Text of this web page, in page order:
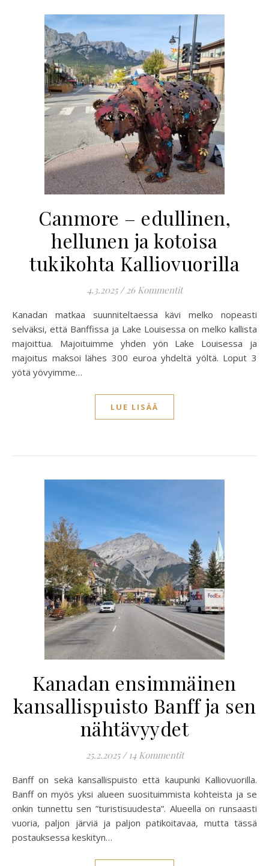
Canmore – edullinen,
hellunen ja kotoisa
tukikohta Kalliovuorilla
4.3.2025 / 26 Kommentit
Kanadan matkaa suunniteltaessa kävi melko nopeasti
selväksi, että Banffissa ja Lake Louisessa on melko kallista
majoittua. Majoituimme yhden yön Lake Louisessa ja
majoitus maksoi lähes 300 euroa yhdeltä yöltä. Loput 3
yötä yövyimme…
LUE LISÄÄ
Kanadan ensimmäinen
kansallispuisto Banff ja sen
nähtävyydet
25.2.2025 / 14 Kommentit
Banff on sekä kansallispuisto että kaupunki Kalliovuorilla.
Banff on myös yksi alueen suosituimmista kohteista ja se
onkin tunnettu sen ”turistisuudesta”. Alueella on runsaasti
vuoria, paljon järviä ja paljon patikoitavaa, mutta tässä
postauksessa keskityn…